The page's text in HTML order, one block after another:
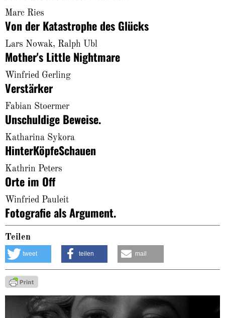
Marc Ries
Von der Katastrophe des Glücks
Lars Nowak, Ralph Ubl
Mother's Little Nightmare
Winfried Gerling
Verstärker
Fabian Stoermer
Unschuldige Beweise.
Katharina Sykora
HinterKöpfeSchauen
Kathrin Peters
Orte im Off
Winfried Pauleit
Fotografie als Argument.
Teilen
tweet teilen mail